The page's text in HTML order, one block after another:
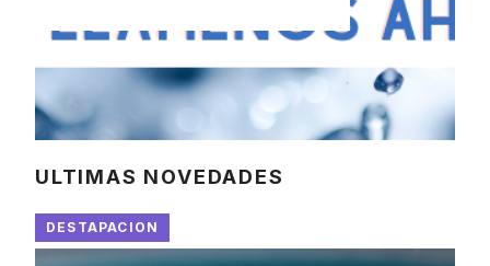
ULTIMAS NOVEDADES
DESTAPACION